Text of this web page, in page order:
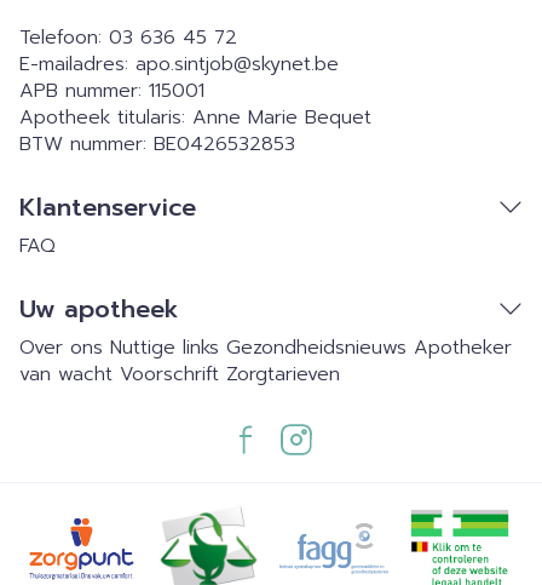
Telefoon: 03 636 45 72
E-mailadres: apo.sintjob@skynet.be
APB nummer: 115001
Apotheek titularis: Anne Marie Bequet
BTW nummer: BE0426532853
Klantenservice
FAQ
Uw apotheek
Over ons Nuttige links Gezondheidsnieuws Apotheker
van wacht Voorschrift Zorgtarieven